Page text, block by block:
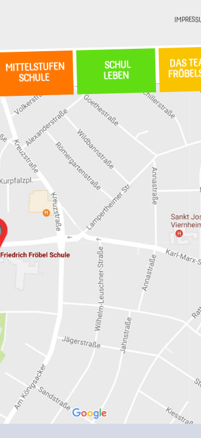
MITTELSTUFEN
SCHULE
SCHUL
LEBEN
DAS